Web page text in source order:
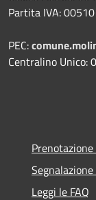
Partita IVA:
PEC:
Centralino Unico:
Leggi le FAQ